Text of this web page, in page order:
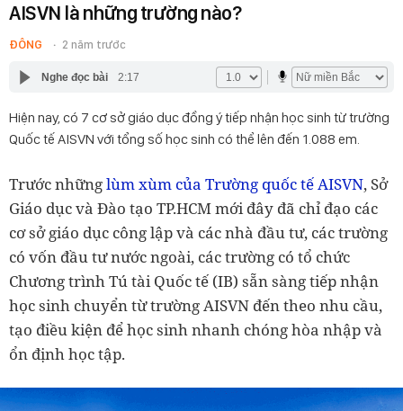
AISVN là những trường nào?
ĐÔNG 2 năm trước
Nghe đọc bài 2:17
Hiện nay, có 7 cơ sở giáo dục đồng ý tiếp nhận học sinh từ trường
Quốc tế AISVN với tổng số học sinh có thể lên đến 1.088 em.
Trước nhữnglùm xùm của Trường quốc tế AISVN, Sở
Giáo dục và Đào tạo TP.HCM mới đây đã chỉ đạo các
cơ sở giáo dục công lập và các nhà đầu tư, các trường
có vốn đầu tư nước ngoài, các trường có tổ chức
Chương trình Tú tài Quốc tế (IB) sẵn sàng tiếp nhận
học sinh chuyển từ trường AISVN đến theo nhu cầu,
tạo điều kiện để học sinh nhanh chóng hòa nhập và
ổn định học tập.